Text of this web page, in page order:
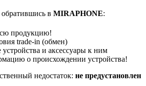
в MIRAPHONE:
продукцию!
trade-in (обмен)
и аксессуары к ним
о происхождении устройства!
недостаток: не предустановлен